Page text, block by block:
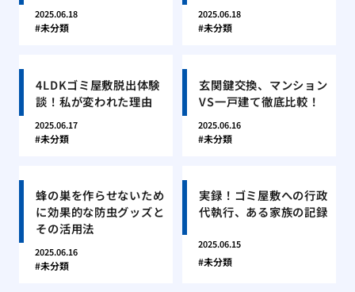
2025.06.18
未分類
2025.06.18
未分類
4LDKゴミ屋敷脱出体験
談！私が変われた理由
2025.06.17
未分類
玄関鍵交換、マンション
VS一戸建て徹底比較！
2025.06.16
未分類
蜂の巣を作らせないため
に効果的な防虫グッズと
その活用法
2025.06.16
未分類
実録！ゴミ屋敷への行政
代執行、ある家族の記録
2025.06.15
未分類